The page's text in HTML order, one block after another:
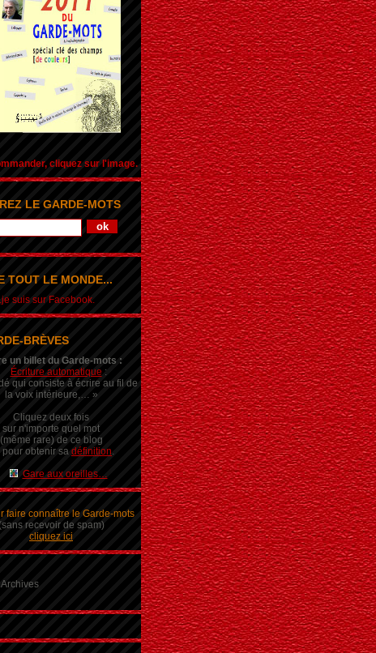
cliquez sur l'image.
LE GARDE-MOTS
TOUT LE MONDE...
suis sur Facebook.
BRÈVES
un billet du Garde-mots :
Écriture automatique :
qui consiste à écrire au fil de
la voix intérieure,… »
Cliquez deux fois
sur n'importe quel mot
(même rare) de ce blog
pour obtenir sa définition.
Gare aux oreilles…
faire connaître le Garde-mots
recevoir de spam)
cliquez ici
Archives